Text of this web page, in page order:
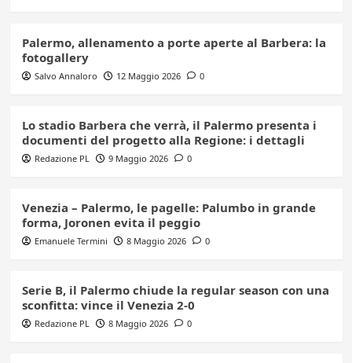
Palermo, allenamento a porte aperte al Barbera: la
fotogallery
Salvo Annaloro 12 Maggio 2026 0
Lo stadio Barbera che verrà, il Palermo presenta i
documenti del progetto alla Regione: i dettagli
Redazione PL 9 Maggio 2026 0
Venezia – Palermo, le pagelle: Palumbo in grande
forma, Joronen evita il peggio
Emanuele Termini 8 Maggio 2026 0
Serie B, il Palermo chiude la regular season con una
sconfitta: vince il Venezia 2-0
Redazione PL 8 Maggio 2026 0